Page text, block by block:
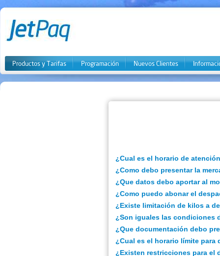
Productos y Tarifas Programación Nuevos Clientes
¿Cual es el horario de
¿Como debo presentar la
¿Que datos debo aportar al
¿Como puedo abonar el
¿Existe limitación de kilos a
¿Son iguales las condiciones
¿Que documentación debo
¿Cual es el horario límite para
¿Existen restricciones para el